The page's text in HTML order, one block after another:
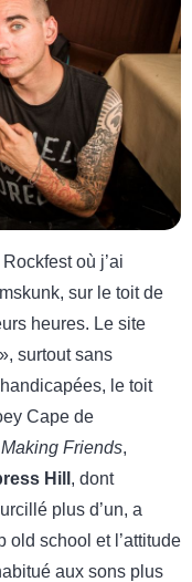
où j’ai
sur le toit de
heures. Le site
surtout sans
le toit
Cape de
Making Friends,
Hill , dont
plus d’un, a
old school et l’attitude
aux sons plus